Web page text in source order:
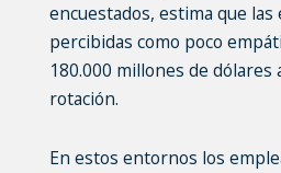
encuestados, estima que las
percibidas como poco
180.000 millones de dólares
rotación.
En estos entornos los